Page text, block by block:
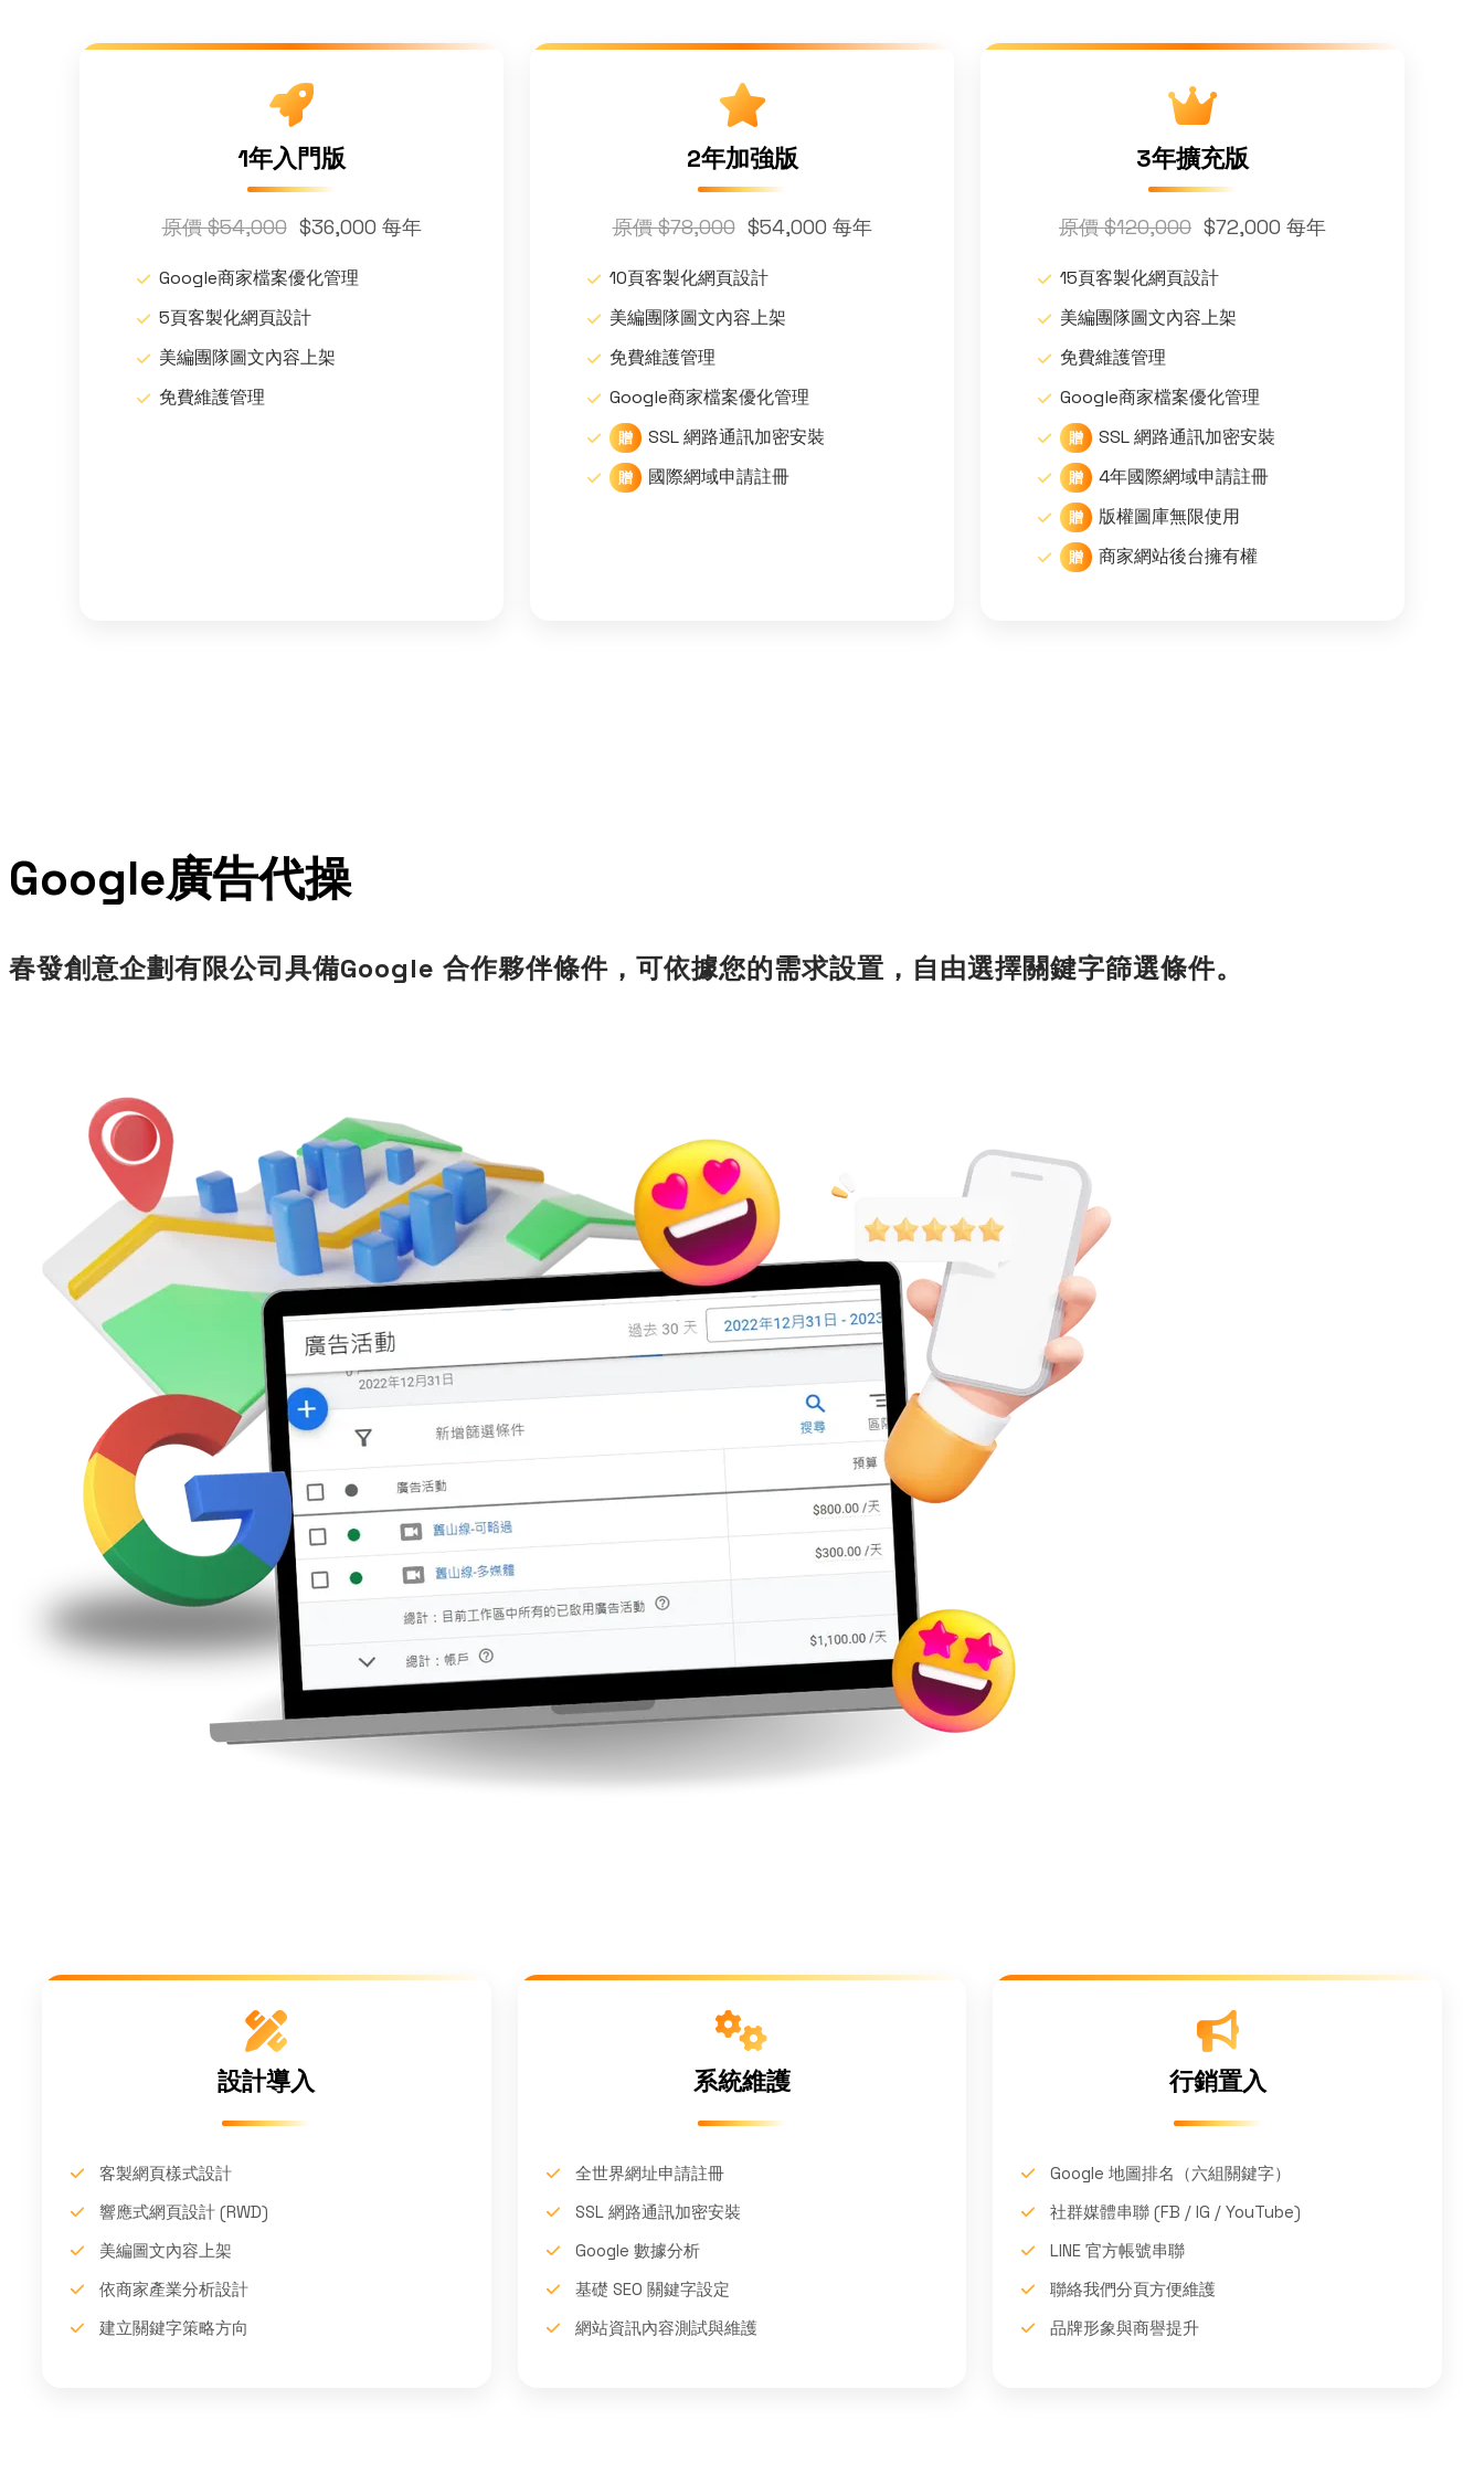
1年入門版
原價 $54,000 $36,000 每年
Google商家檔案優化管理
5頁客製化網頁設計
美編團隊圖文內容上架
免費維護管理
2年加強版
原價 $78,000 $54,000 每年
10頁客製化網頁設計
美編團隊圖文內容上架
免費維護管理
Google商家檔案優化管理
贈 SSL 網路通訊加密安裝
贈 國際網域申請註冊
3年擴充版
原價 $120,000 $72,000 每年
15頁客製化網頁設計
美編團隊圖文內容上架
免費維護管理
Google商家檔案優化管理
贈 SSL 網路通訊加密安裝
贈 4年國際網域申請註冊
贈 版權圖庫無限使用
贈 商家網站後台擁有權
​Google廣告代操
春發創意企劃有限公司具備Google 合作夥伴條件，可依據您的需求設置，自由選擇關鍵字篩選條件。
設計導入
客製網頁樣式設計
響應式網頁設計 (RWD)
美編圖文內容上架
依商家產業分析設計
建立關鍵字策略方向
系統維護
全世界網址申請註冊
SSL 網路通訊加密安裝
Google 數據分析
基礎 SEO 關鍵字設定
網站資訊內容測試與維護
行銷置入
Google 地圖排名（六組關鍵字）
社群媒體串聯 (FB / IG / YouTube)
LINE 官方帳號串聯
聯絡我們分頁方便維護
品牌形象與商譽提升